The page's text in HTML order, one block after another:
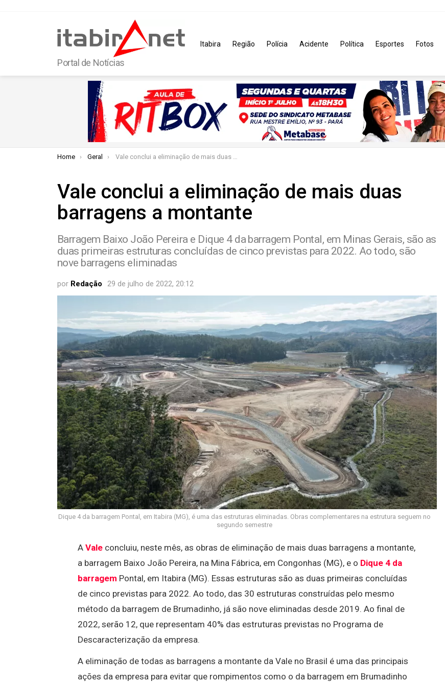
Portal de Notícias
Itabira Região Polícia Acidente Política Esportes Fotos
You are here:
Home Geral Vale conclui a eliminação de mais duas barragens a montante
Vale conclui a eliminação de mais duas
barragens a montante
Barragem Baixo João Pereira e Dique 4 da barragem Pontal, em Minas Gerais, são as
duas primeiras estruturas concluídas de cinco previstas para 2022. Ao todo, são
nove barragens eliminadas
por Redação 29 de julho de 2022, 20:12
Dique 4 da barragem Pontal, em Itabira (MG), é uma das estruturas eliminadas. Obras complementares na estrutura seguem no
segundo semestre
A Vale concluiu, neste mês, as obras de eliminação de mais duas barragens a montante,
a barragem Baixo João Pereira, na Mina Fábrica, em Congonhas (MG), e o Dique 4 da
barragem Pontal, em Itabira (MG). Essas estruturas são as duas primeiras concluídas
de cinco previstas para 2022. Ao todo, das 30 estruturas construídas pelo mesmo
método da barragem de Brumadinho, já são nove eliminadas desde 2019. Ao final de
2022, serão 12, que representam 40% das estruturas previstas no Programa de
Descaracterização da empresa.
A eliminação de todas as barragens a montante da Vale no Brasil é uma das principais
ações da empresa para evitar que rompimentos como o da barragem em Brumadinho